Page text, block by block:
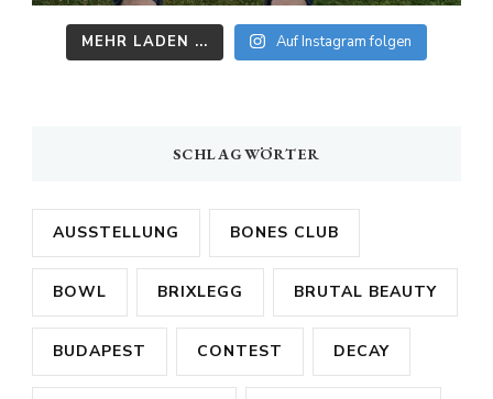
MEHR LADEN ... Auf Instagram folgen
SCHLAGWÖRTER
AUSSTELLUNG BONES CLUB
BOWL BRIXLEGG BRUTAL BEAUTY
BUDAPEST CONTEST DECAY